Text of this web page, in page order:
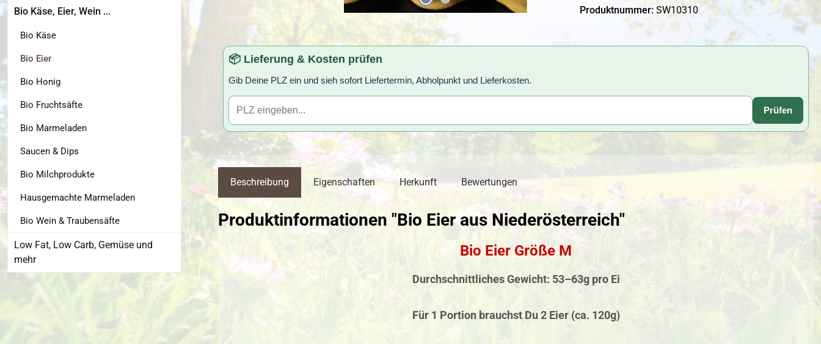
Bio Käse, Eier, Wein ...
Bio Käse
Bio Eier
Bio Honig
Bio Fruchtsäfte
Bio Marmeladen
Saucen & Dips
Bio Milchprodukte
Hausgemachte Marmeladen
Bio Wein & Traubensäfte
Low Fat, Low Carb, Gemüse und
mehr
Produktnummer:SW10310
📦 Lieferung & Kosten prüfen
Gib Deine PLZ ein und sieh sofort Liefertermin, Abholpunkt und Lieferkosten.
Prüfen
Beschreibung Eigenschaften Herkunft Bewertungen
Produktinformationen "Bio Eier aus Niederösterreich"
Bio Eier Größe M
Durchschnittliches Gewicht: 53–63g pro Ei
Für 1 Portion brauchst Du 2 Eier(ca. 120g)